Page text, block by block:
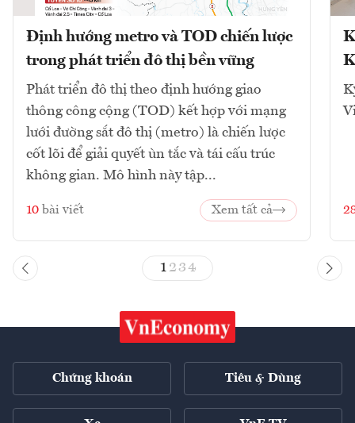
Định hướng metro và TOD chiến lược
trong phát triển đô thị bền vững
Phát triển đô thị theo định hướng giao
thông công cộng (TOD) kết hợp với mạng
lưới đường sắt đô thị (metro) là chiến lược
cốt lõi để giải quyết ùn tắc và tái cấu trúc
không gian. Mô hình này tập...
10 bài viết Xem tất cả
1 23 4
Chứng khoán Tiêu & Dùng